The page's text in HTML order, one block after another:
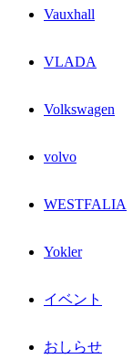
Vauxhall
VLADA
Volkswagen
volvo
WESTFALIA
Yokler
イベント
おしらせ